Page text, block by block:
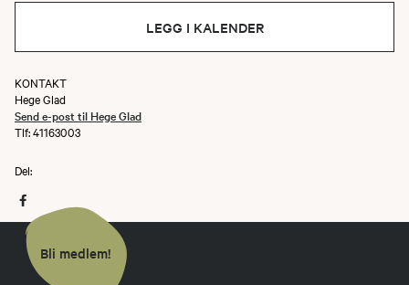
LEGG I KALENDER
KONTAKT
Hege Glad
Send e-post til Hege Glad
Tlf: 41163003
Del:
Bli medlem!